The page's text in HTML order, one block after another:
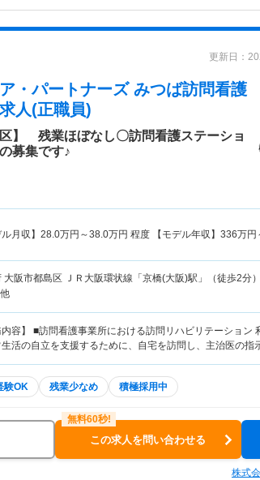
更新日：
・パートナーズ みつば訪問看護
人(正職員)
区】 残業ほぼなし〇訪問看護ステーショ
募集です♪
ル月収】 28.0万円～38.0万円 程度 【モデル年収】 336万円
大阪市都島区 ＪＲ大阪環状線「京橋(大阪)駅」（徒歩2分
内容】 ■訪問看護事業所における訪問リハビリテーション
生活の自立を支援するために、自宅を訪問し、主治医の指
験OK 残業少なめ 積極採用中
この求人を問い合わせる
株式